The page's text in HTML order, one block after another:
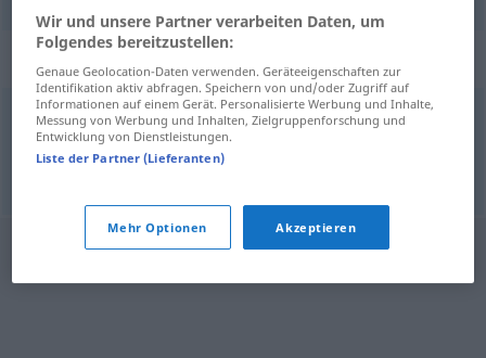
Synonyme für "pausa"
intervalo
Wir und unsere Partner verarbeiten Daten, um
Folgendes bereitzustellen:
Genaue Geolocation-Daten verwenden. Geräteeigenschaften zur
Identifikation aktiv abfragen. Speichern von und/oder Zugriff auf
Informationen auf einem Gerät. Personalisierte Werbung und Inhalte,
Messung von Werbung und Inhalten, Zielgruppenforschung und
Entwicklung von Dienstleistungen.
Liste der Partner (Lieferanten)
Mehr Optionen Akzeptieren